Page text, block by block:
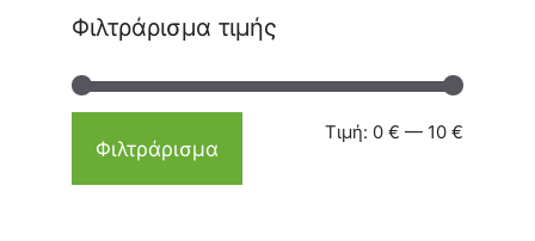
Φιλτράρισμα τιμής
Φιλτράρισμα
Τιμή: 0 € — 10 €